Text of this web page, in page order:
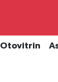
Otovitrin